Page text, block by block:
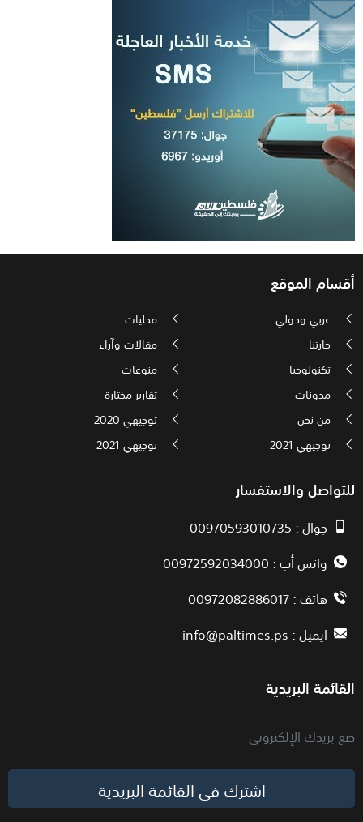
أقسام الموقع
عربي ودولي
محليات
حارتنا
مقالات وآراء
تكنولوجيا
منوعات
مدونات
تقارير مختارة
من نحن
توجيهي 2020
توجيهي 2021
توجيهي 2021
للتواصل والاستفسار
جوال : 00970593010735
واتس أب : 00972592034000
هاتف : 00972082886017
ايميل :info@paltimes.ps
القائمة البريدية
اشترك في القائمة البريدية